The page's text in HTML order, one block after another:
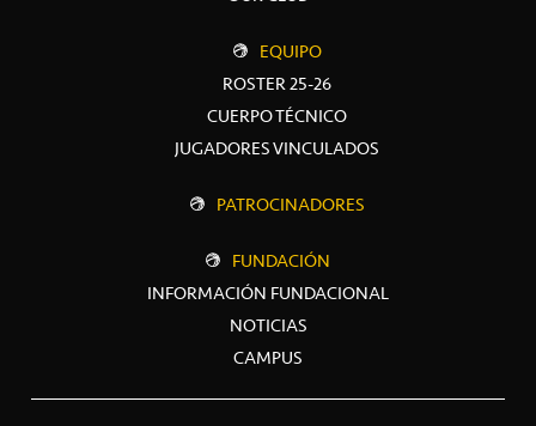
EQUIPO
ROSTER 25-26
CUERPO TÉCNICO
JUGADORES VINCULADOS
PATROCINADORES
FUNDACIÓN
INFORMACIÓN FUNDACIONAL
NOTICIAS
CAMPUS